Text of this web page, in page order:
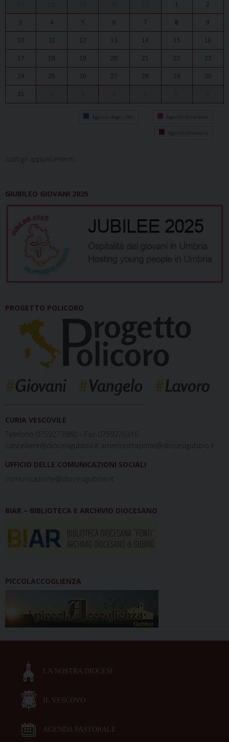
1 2
3 4 5 6 7 8 9
10 11 12 13 14 15 16
17 18 19 20 21 22 23
24 25 26 27 28 29 30
31
Agenda degli uffici Agenda del vescovo
Agenda diocesana
tutti gli appuntamenti...
GIUBILEO GIOVANI 2025
PROGETTO POLICORO
CURIA VESCOVILE
Telefono 0759273980 – Fax 0759276316
cancelliere@diocesigubbio.it amministrazione@diocesigubbio.it
UFFICIO DELLE COMUNICAZIONI SOCIALI
comunicazione@diocesigubbio.it
BIAR – BIBLIOTECA E ARCHIVIO DIOCESANO
PICCOLACCOGLIENZA
LA NOSTRA DIOCESI
IL VESCOVO
AGENDA PASTORALE